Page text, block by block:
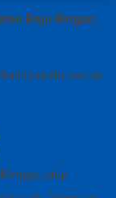
Baja Ringan
melalui kontak
tutup